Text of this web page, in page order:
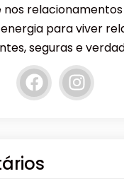
para viver
seguras e